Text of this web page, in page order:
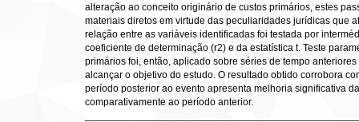
alteração ao conceito originário de custos primários, estes
materiais diretos em virtude das peculiaridades jurídicas que
relação entre as variáveis identificadas foi testada por
coeficiente de determinação (r2) e da estatística t. Teste
primários foi, então, aplicado sobre séries de tempo
alcançar o objetivo do estudo. O resultado obtido corrobora
período posterior ao evento apresenta melhoria significativa
comparativamente ao período anterior.